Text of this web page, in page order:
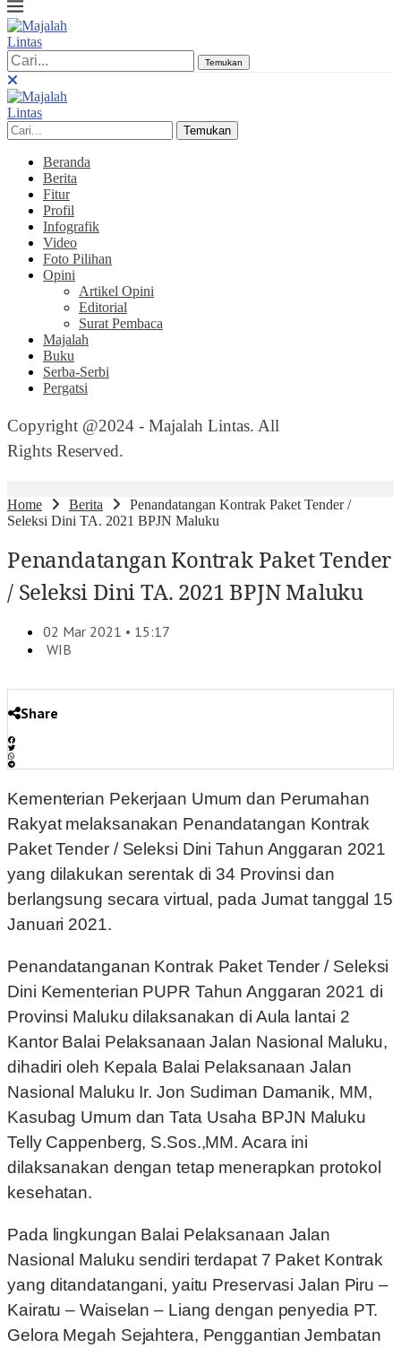
Temukan
Temukan
Beranda
Berita
Fitur
Profil
Infografik
Video
Foto Pilihan
Opini
Artikel Opini
Editorial
Surat Pembaca
Majalah
Buku
Serba-Serbi
Pergatsi
Copyright @2024 - Majalah Lintas. All
Rights Reserved.
Home Berita
Penandatangan Kontrak Paket Tender /
Seleksi Dini TA. 2021 BPJN Maluku
Penandatangan Kontrak Paket Tender
/ Seleksi Dini TA. 2021 BPJN Maluku
02 Mar 2021 • 15:17
WIB
Share
Kementerian Pekerjaan Umum dan Perumahan
Rakyat melaksanakan Penandatangan Kontrak
Paket Tender / Seleksi Dini Tahun Anggaran 2021
yang dilakukan serentak di 34 Provinsi dan
berlangsung secara virtual, pada Jumat tanggal 15
Januari 2021.
Penandatanganan Kontrak Paket Tender / Seleksi
Dini Kementerian PUPR Tahun Anggaran 2021 di
Provinsi Maluku dilaksanakan di Aula lantai 2
Kantor Balai Pelaksanaan Jalan Nasional Maluku,
dihadiri oleh Kepala Balai Pelaksanaan Jalan
Nasional Maluku Ir. Jon Sudiman Damanik, MM,
Kasubag Umum dan Tata Usaha BPJN Maluku
Telly Cappenberg, S.Sos.,MM. Acara ini
dilaksanakan dengan tetap menerapkan protokol
kesehatan.
Pada lingkungan Balai Pelaksanaan Jalan
Nasional Maluku sendiri terdapat 7 Paket Kontrak
yang ditandatangani, yaitu Preservasi Jalan Piru –
Kairatu – Waiselan – Liang dengan penyedia PT.
Gelora Megah Sejahtera, Penggantian Jembatan